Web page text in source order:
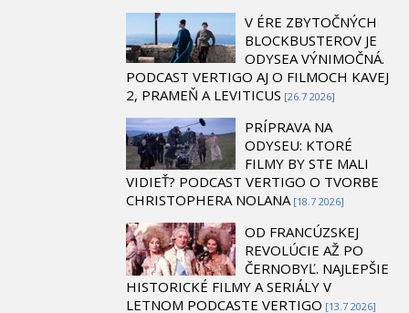
V ÉRE ZBYTOČNÝCH
BLOCKBUSTEROV JE
ODYSEA VÝNIMOČNÁ.
PODCAST VERTIGO AJ O FILMOCH KAVEJ
2, PRAMEŇ A LEVITICUS [26.7 2026]
PRÍPRAVA NA
ODYSEU: KTORÉ
FILMY BY STE MALI
VIDIEŤ? PODCAST VERTIGO O TVORBE
CHRISTOPHERA NOLANA [18.7 2026]
OD FRANCÚZSKEJ
REVOLÚCIE AŽ PO
ČERNOBYĽ. NAJLEPŠIE
HISTORICKÉ FILMY A SERIÁLY V
LETNOM PODCASTE VERTIGO [13.7 2026]